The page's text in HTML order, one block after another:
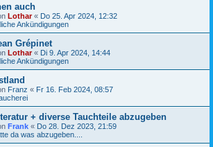
auch
Lothar« Do 25. Apr 2024, 12:32
Ankündigungen
Grépinet
Lothar« Di 9. Apr 2024, 14:44
Ankündigungen
Franz « Fr 16. Feb 2024, 08:57
+ diverse Tauchteile abzugeben
Frank « Do 28. Dez 2023, 21:59
da was abzugeben....